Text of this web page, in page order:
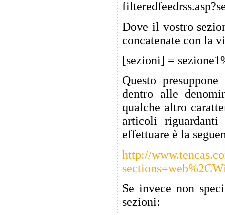
Dove il vostro
concatenate con la
[sezioni] =
Questo
dentro alle
qualche altro
articoli
effettuare è la
http://
Se invece non
sezioni: